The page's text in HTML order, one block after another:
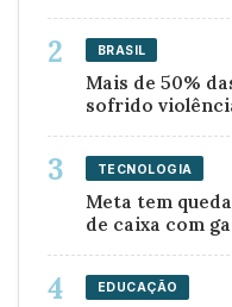
BRASIL
Mais de 50%
sofrido
TECNOLOGIA
Meta tem
de caixa com
EDUCAÇÃO